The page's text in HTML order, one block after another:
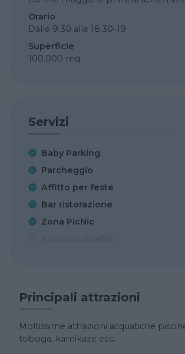
Orario
Dalle 9.30 alle 18.30-19
Superficie
100.000 mq
Servizi
Baby Parking
Parcheggio
Affitto per feste
Bar ristorazione
Zona PicNic
Principali attrazioni
Moltissime attrazioni acquatiche
toboga, kamikaze ecc.